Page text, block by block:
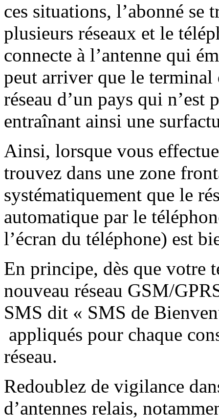
ces situations, l’abonné se
plusieurs réseaux et le
connecte à l’antenne qui
peut arriver que le terminal
réseau d’un pays qui
entraînant ainsi une
Ainsi, lorsque vous
trouvez dans une zone
systématiquement que le
automatique par le
l’écran du téléphone) est
En principe, dès que votre
nouveau réseau GSM/
SMS dit « SMS de
appliqués pour chaque
réseau.
Redoublez de vigilance
d’antennes relais,